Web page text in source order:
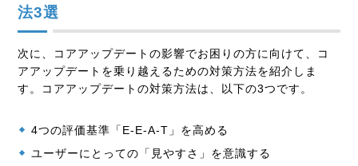
法3選
次に、コアアップデートの影響でお困りの方に向けて、コ
アアップデートを乗り越えるための対策方法を紹介しま
す。コアアップデートの対策方法は、以下の3つです。
4つの評価基準「E-E-A-T」を高める
ユーザーにとっての「見やすさ」を意識する